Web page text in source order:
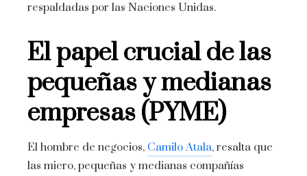
respaldadas por las Naciones Unidas.
El papel crucial de las
pequeñas y medianas
empresas (PYME)
El hombre de negocios, Camilo Atala, resalta que
las micro, pequeñas y medianas compañías